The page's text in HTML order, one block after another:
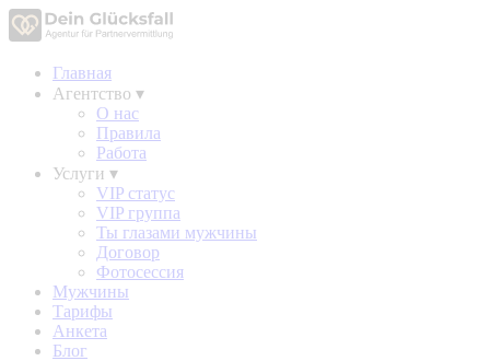
Главная
Агентство ▾
О нас
Правила
Работа
Услуги ▾
VIP статус
VIP группа
Ты глазами мужчины
Договор
Фотосессия
Мужчины
Тарифы
Анкета
Блог